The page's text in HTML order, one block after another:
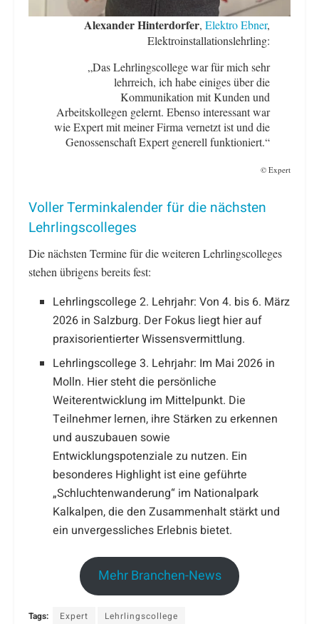
Alexander Hinterdorfer, Elektro Ebner,
Elektroinstallationslehrling:
„Das Lehrlingscollege war für mich sehr
lehrreich, ich habe einiges über die
Kommunikation mit Kunden und
Arbeitskollegen gelernt. Ebenso interessant war
wie Expert mit meiner Firma vernetzt ist und die
Genossenschaft Expert generell funktioniert.“
© Expert
Voller Terminkalender für die nächsten
Lehrlingscolleges
Die nächsten Termine für die weiteren Lehrlingscolleges
stehen übrigens bereits fest:
Lehrlingscollege 2. Lehrjahr: Von 4. bis 6. März
2026 in Salzburg. Der Fokus liegt hier auf
praxisorientierter Wissensvermittlung.
Lehrlingscollege 3. Lehrjahr: Im Mai 2026 in
Molln. Hier steht die persönliche
Weiterentwicklung im Mittelpunkt. Die
Teilnehmer lernen, ihre Stärken zu erkennen
und auszubauen sowie
Entwicklungspotenziale zu nutzen. Ein
besonderes Highlight ist eine geführte
„Schluchtenwanderung“ im Nationalpark
Kalkalpen, die den Zusammenhalt stärkt und
ein unvergessliches Erlebnis bietet.
Mehr Branchen-News
Tags: Expert Lehrlingscollege